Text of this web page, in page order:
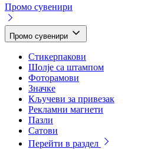
Промо сувенири
Промо сувенири
Стикерпакови
Шолје са штампом
Фоторамови
Значке
Кључеви за привезак
Рекламни магнети
Пазли
Сатови
Перейти в раздел